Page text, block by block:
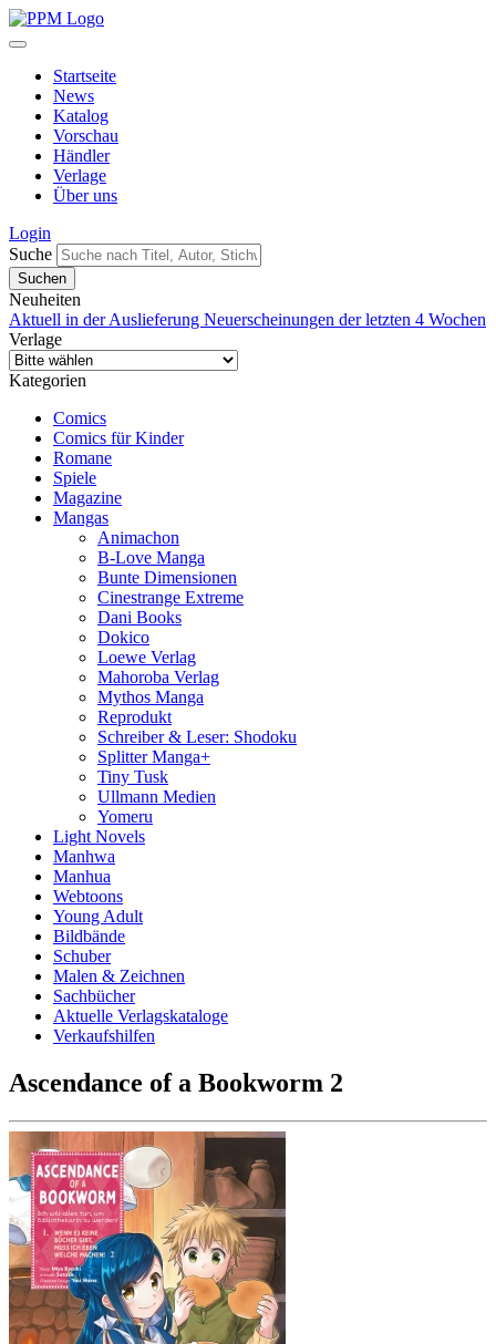
Startseite
News
Katalog
Vorschau
Händler
Verlage
Über uns
Login
Suche
Neuheiten
Aktuell in der Auslieferung Neuerscheinungen der letzten 4 Wochen
Verlage
Kategorien
Comics
Comics für Kinder
Romane
Spiele
Magazine
Mangas
Animachon
B-Love Manga
Bunte Dimensionen
Cinestrange Extreme
Dani Books
Dokico
Loewe Verlag
Mahoroba Verlag
Mythos Manga
Reprodukt
Schreiber & Leser: Shodoku
Splitter Manga+
Tiny Tusk
Ullmann Medien
Yomeru
Light Novels
Manhwa
Manhua
Webtoons
Young Adult
Bildbände
Schuber
Malen & Zeichnen
Sachbücher
Aktuelle Verlagskataloge
Verkaufshilfen
Ascendance of a Bookworm 2